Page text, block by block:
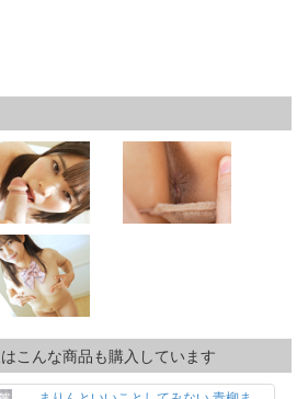
こんな商品も購入しています